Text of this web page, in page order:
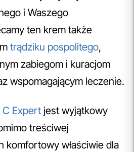
i Waszego
ten krem także
trądziku pospolitego,
zabiegom i kuracjom
wspomagającym leczenie.
C Expert jest wyjątkowy
treściwej
komfortowy właściwie dla